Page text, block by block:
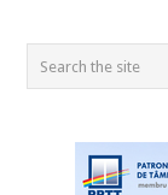
POSTS